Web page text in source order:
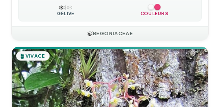
❄️❄️❄️
GÉLIVE COULEURS
🍃BEGONIACEAE
🪴 VIVACE